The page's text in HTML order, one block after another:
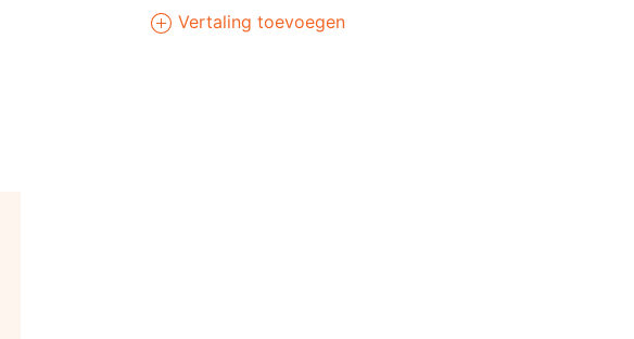
Vertaling toevoegen